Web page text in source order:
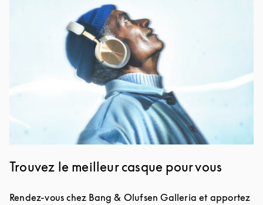
Trouvez le meilleur casque pour vous
Rendez-vous chez Bang & Olufsen Galleria et apportez